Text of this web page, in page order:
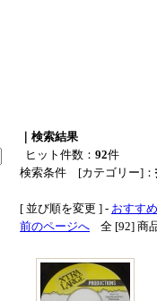
｜検索結果
ヒット件数： 92件
検索条件 [カテゴリー]：
[ 並び順を変更 ] - おすす
前のページへ 全 [92] 商